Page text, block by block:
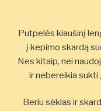
Putpelės kiaušinį
į kepimo skardą
Nes kitaip, nei
ir nebereikia sukti
Beriu sėklas ir